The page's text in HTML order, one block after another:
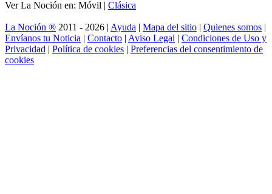
Ver La Noción en: Móvil | Clásica
La Noción ® 2011 - 2026 | Ayuda | Mapa del sitio | Quienes somos |
Envíanos tu Noticia | Contacto | Aviso Legal | Condiciones de Uso y
Privacidad | Política de cookies | Preferencias del consentimiento de
cookies